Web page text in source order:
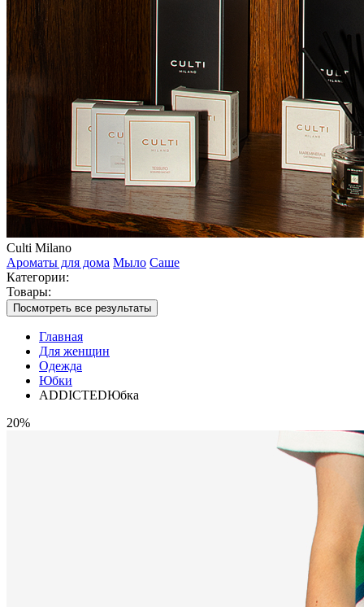
Culti Milano
Ароматы для дома Мыло Саше
Категории:
Товары:
Посмотреть все результаты
Главная
Для женщин
Одежда
Юбки
ADDICTEDЮбка
20%